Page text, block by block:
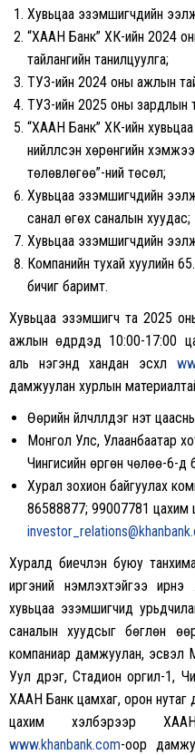
Хувьцаа эзэмшигчдийн
“ХААН Банк” ХК-ийн 2024
тайлангийн танилцуулга;
ТУЗ-ийн 2024 оны ажлын
ТУЗ-ийн 2025 оны зардлын
“ХААН Банк” ХК-ийн
нийлүүлсэн хөрөнгийн
төлөвлөгөө”-ний төсөл;
Хувьцаа эзэмшигчдийн
санал өгөх саналын хуудас;
Хувьцаа эзэмшигчдийн
Компанийн тухай хуулийн
бичиг баримт.
Хувьцаа эзэмшигч та 2025
ажлын өдрүүдэд 10:00-17:00
аль нэгэнд хандан эсхүл
дамжуулан хурлын
Өөрийн үйлчлүүлдэг үнэт
Монгол Улс, Улаанбаатар
Чингисийн өргөн чөлөө-6-
Хурал зохион байгуулах
86588877; 99007781 цахим
Хуралд биечлэн буюу
иргэний үнэмлэхтэйгээ ирнэ
хувьцаа эзэмшигчид
саналын хуудсыг бөглөн
компаниар дамжуулан, эсвэл
Уул дүүрэг, Стадион оргил-1,
ХААН Банк цамхаг, орон нутаг
цахим хэлбэрээр
www.khanbank.com-оор